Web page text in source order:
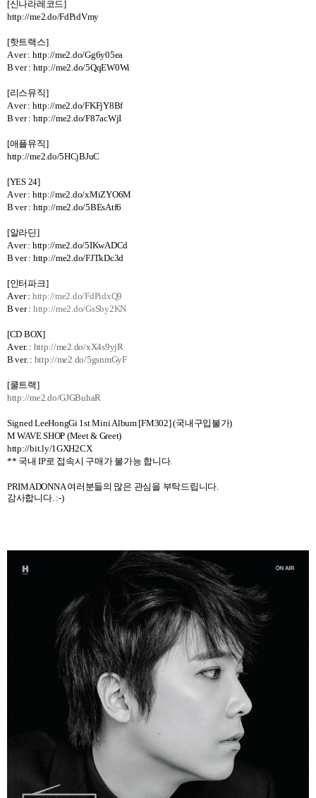
[신나라레코드]
http://me2.do/FdPidVmy
[핫트랙스]
A ver : http://me2.do/Gg6y05ea
B ver : http://me2.do/5QqEW0Wi
[리스뮤직]
A ver : http://me2.do/FKFjY8Bf
B ver : http://me2.do/F87acWjI
[애플뮤직]
http://me2.do/5HCjBJuC
[YES 24]
A ver : http://me2.do/xMiZYO6M
B ver : http://me2.do/5BEsAtf6
[알라딘]
A ver : http://me2.do/5IKwADCd
B ver : http://me2.do/FJTkDc3d
[인터파크]
A ver : http://me2.do/FdPidxQ9
B ver : http://me2.do/GsSby2KN
[CD BOX]
A ver. : http://me2.do/xX4s9yjR
B ver. : http://me2.do/5gsnmGyF
[쿨트랙]
http://me2.do/GJGBuhaR
Signed LeeHongGi 1st Mini Album [FM302] (국내구입불가)
M WAVE SHOP (Meet & Greet)
http://bit.ly/1GXH2CX
** 국내 IP로 접속시 구매가 불가능 합니다.
PRIMADONNA여러분들의 많은 관심을 부탁드립니다.
감사합니다. :-)